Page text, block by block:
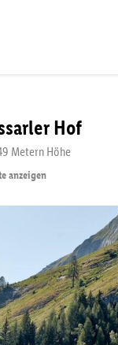
Hof
Metern Höhe
anzeigen